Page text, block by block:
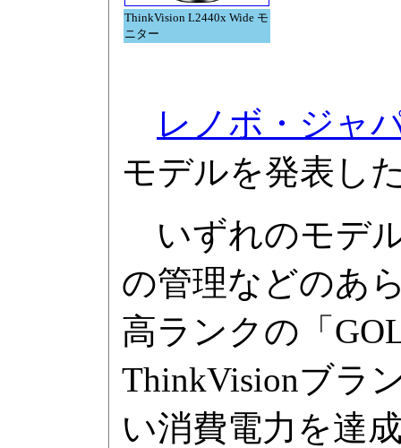
ThinkVision L2440x Wide モ
ニター
レノボ・ジャ
モデルを発表し
いずれのモデ
の管理などのあ
高ランクの「
ThinkVisionブラ
い消費電力を達